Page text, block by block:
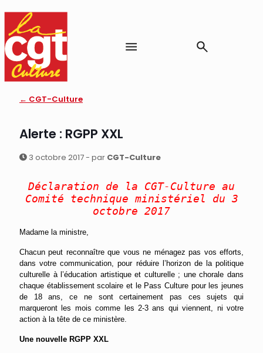
← CGT-Culture
Alerte : RGPP XXL
3 octobre 2017 - par CGT-Culture
Déclaration de la CGT-Culture au
Comité technique ministériel du 3
octobre 2017
Madame la ministre,
Chacun peut reconnaître que vous ne ménagez pas vos efforts,
dans votre communication, pour réduire l’horizon de la politique
culturelle à l’éducation artistique et culturelle ; une chorale dans
chaque établissement scolaire et le Pass Culture pour les jeunes
de 18 ans, ce ne sont certainement pas ces sujets qui
marqueront les mois comme les 2-3 ans qui viennent, ni votre
action à la tête de ce ministère.
Une nouvelle RGPP XXL